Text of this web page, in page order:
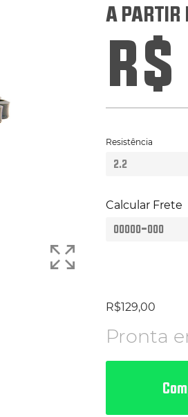
A PARTIR
R$
Resistência
Calcular Frete
R$129,00
Pronta